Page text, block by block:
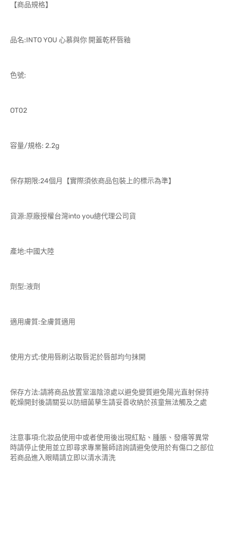
【商品規格】
品名:INTO YOU 心慕與你 開蓋乾杯唇釉
色號:
OT02
容量/規格: 2.2g
保存期限:24個月【實際須依商品包裝上的標示為準】
貨源:原廠授權台灣into you總代理公司貨
產地:中國大陸
劑型:液劑
適用膚質:全膚質適用
使用方式:使用唇刷沾取唇泥於唇部均勻抹開
保存方法:請將商品放置室溫陰涼處以避免變質避免陽光直射保持
乾燥開封後請關妥以防細菌孳生請妥善收納於孩童無法觸及之處
注意事項:化妝品使用中或者使用後出現紅點、腫脹、發癢等異常
時請停止使用並立即尋求專業醫師諮詢請避免使用於有傷口之部位
若商品進入眼睛請立即以清水清洗